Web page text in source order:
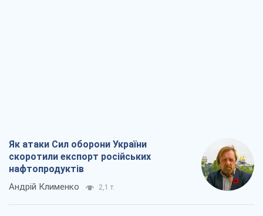
Як атаки Сил оборони України
скоротили експорт російських
нафтопродуктів
Андрій Клименко 2,1 т.